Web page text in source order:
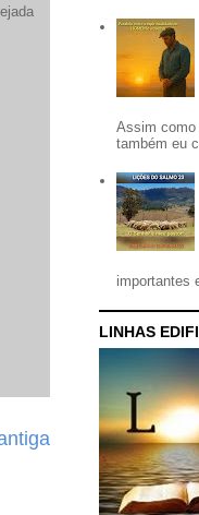
Assim
também eu
importantes
LINHAS